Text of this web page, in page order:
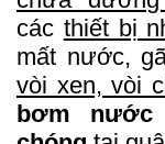
các thiết bị
mất nước,
vòi xen, vòi
bơm nước